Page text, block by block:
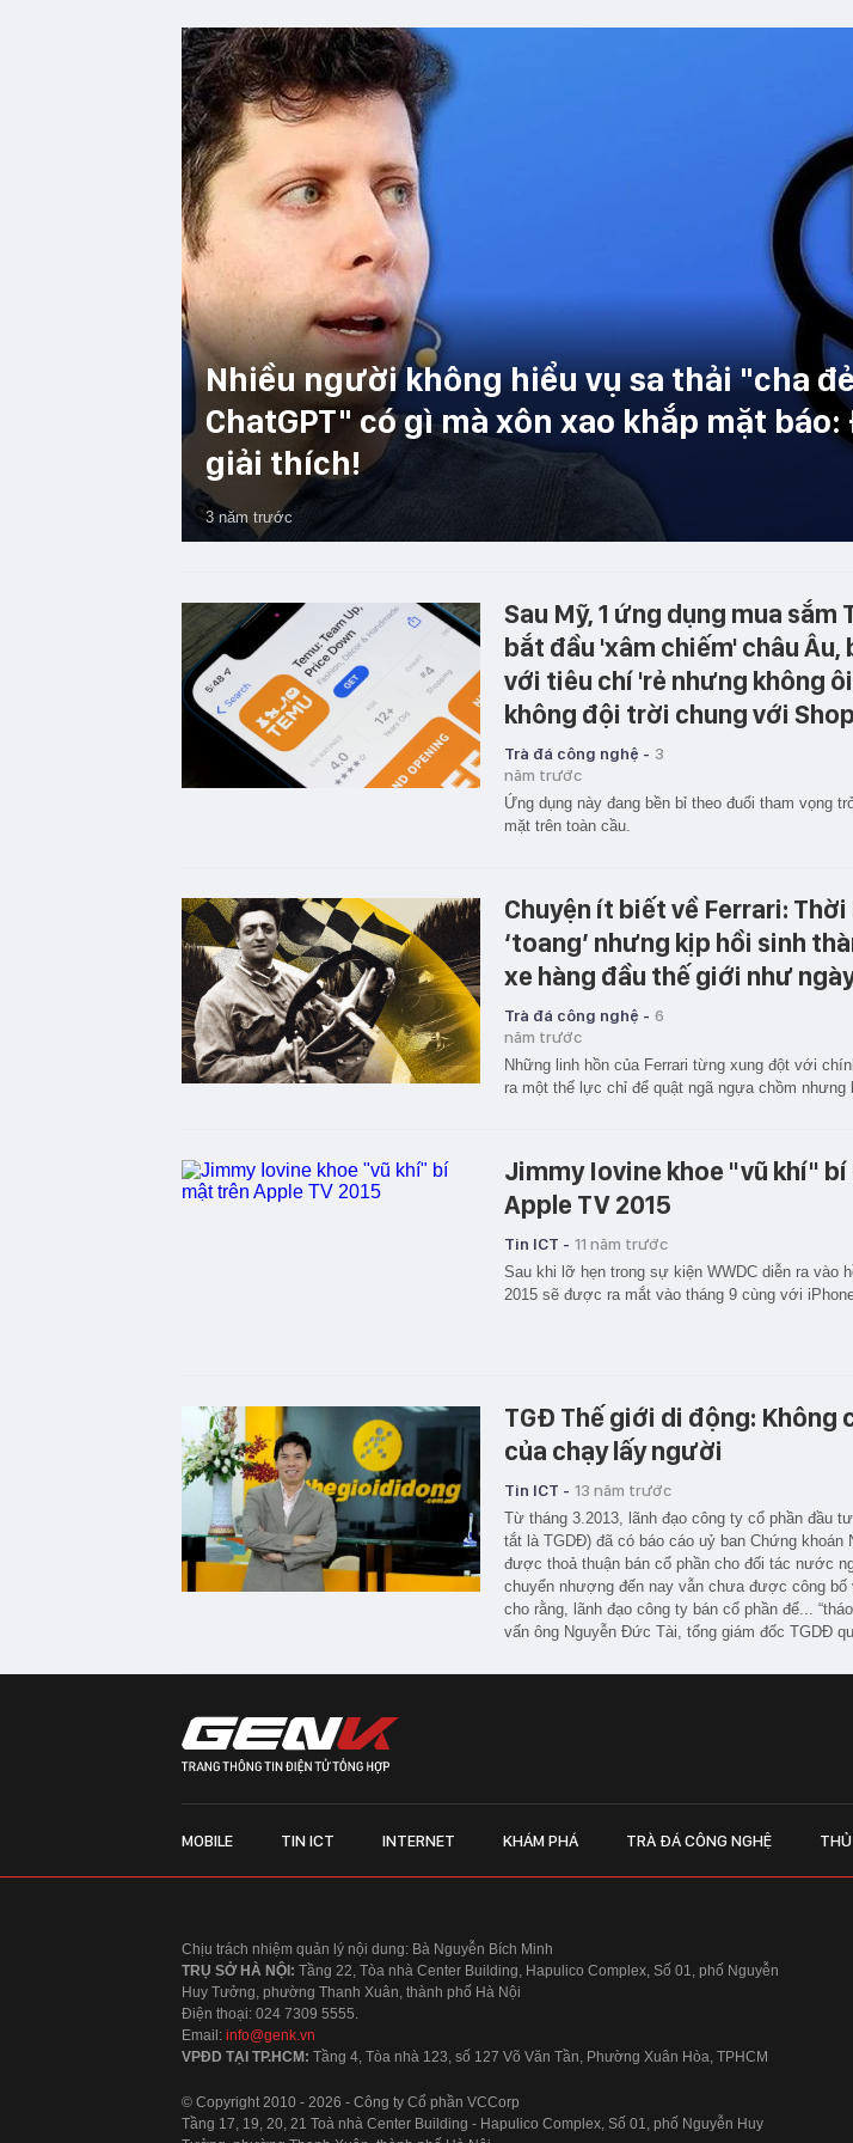
Nhiều người không hiểu vụ sa thải "cha
ChatGPT" có gì mà xôn xao khắp mặt
giải thích!
3 năm trước
Sau Mỹ, 1 ứng dụng mua sắm
bắt đầu 'xâm chiếm' châu
với tiêu chí 'rẻ nhưng không
không đội trời chung với
Trà đá công nghệ - 3
năm trước
Ứng dụng này đang bền bỉ theo đuổi tham vọng
mặt trên toàn cầu.
Chuyện ít biết về Ferrari:
‘toang’ nhưng kịp hồi sinh
xe hàng đầu thế giới như
Trà đá công nghệ - 6
năm trước
Những linh hồn của Ferrari từng xung đột với
ra một thế lực chỉ để quật ngã ngựa chồm nhưng
Jimmy Iovine khoe "vũ khí"
Apple TV 2015
Tin ICT - 11 năm trước
Sau khi lỡ hẹn trong sự kiện WWDC diễn ra vào
2015 sẽ được ra mắt vào tháng 9 cùng với
TGĐ Thế giới di động: Không
của chạy lấy người
Tin ICT - 13 năm trước
Từ tháng 3.2013, lãnh đạo công ty cổ phần đầu
tắt là TGDĐ) đã có báo cáo uỷ ban Chứng
được thoả thuận bán cổ phần cho đối tác nước
chuyển nhượng đến nay vẫn chưa được công bố
cho rằng, lãnh đạo công ty bán cổ phần để...
vấn ông Nguyễn Đức Tài, tổng giám đốc TGDĐ
MOBILE TIN ICT INTERNET KHÁM PHÁ TRÀ ĐÁ CÔNG NGHỆ
Chịu trách nhiệm quản lý nội dung: Bà Nguyễn Bích Minh
TRỤ SỞ HÀ NỘI: Tầng 22, Tòa nhà Center Building, Hapulico Complex, Số 01, phố Nguyễn
Huy Tưởng, phường Thanh Xuân, thành phố Hà Nội
Điện thoại: 024 7309 5555.
Email: info@genk.vn
VPĐD TẠI TP.HCM: Tầng 4, Tòa nhà 123, số 127 Võ Văn Tần, Phường Xuân Hòa, TPHCM
© Copyright 2010 - 2026 - Công ty Cổ phần VCCorp
Tầng 17, 19, 20, 21 Toà nhà Center Building - Hapulico Complex, Số 01, phố Nguyễn Huy